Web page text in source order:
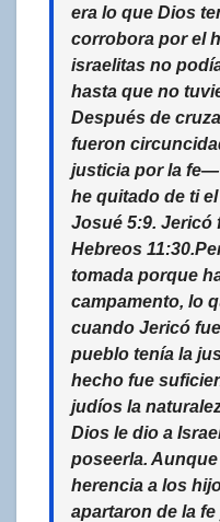
era lo que Dios
corrobora por el
israelitas no
hasta que no
Después de
fueron
justicia por la fe—
he quitado de ti
Josué 5:9. Jericó
Hebreos
tomada porque
campamento, lo
cuando Jericó
pueblo tenía la
hecho fue
judíos la
Dios le dio a
poseerla.
herencia a los
apartaron de la